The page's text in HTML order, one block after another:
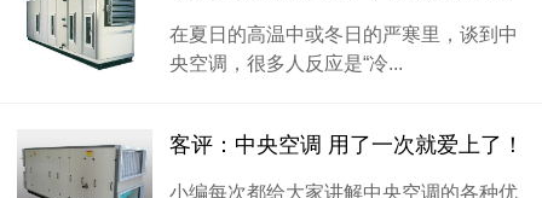
在夏日的高温中或冬日的严寒里，谈到中
央空调，很多人反应是“冷...
客评：中央空调 用了一次就爱上了！
小编每次都给大家讲解中央空调的各种优